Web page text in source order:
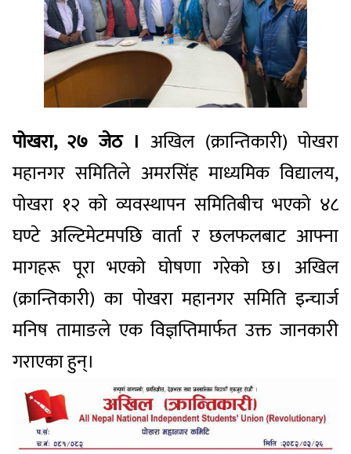
पोखरा, २७ जेठ । अखिल (क्रान्तिकारी) पोखरा
महानगर समितिले अमरसिंह माध्यमिक विद्यालय,
पोखरा १२ को व्यवस्थापन समितिबीच भएको ४८
घण्टे अल्टिमेटमपछि वार्ता र छलफलबाट आफ्ना
मागहरू पूरा भएको घोषणा गरेको छ। अखिल
(क्रान्तिकारी) का पोखरा महानगर समिति इन्चार्ज
मनिष तामाङले एक विज्ञप्तिमार्फत उक्त जानकारी
गराएका हुन्।